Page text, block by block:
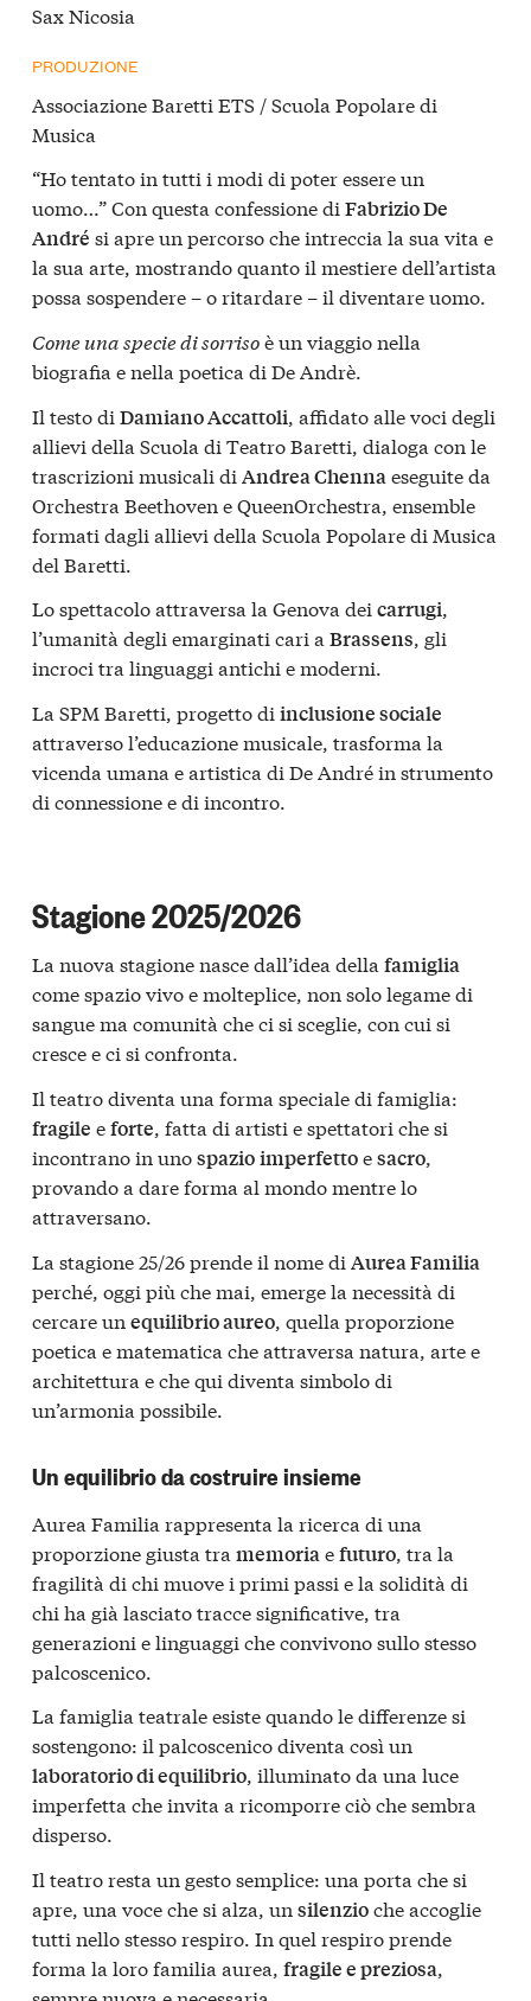
Sax Nicosia
PRODUZIONE
Associazione Baretti ETS / Scuola Popolare di
Musica
“Ho tentato in tutti i modi di poter essere un
uomo…” Con questa confessione di Fabrizio De
André si apre un percorso che intreccia la sua vita e
la sua arte, mostrando quanto il mestiere dell’artista
possa sospendere – o ritardare – il diventare uomo.
Come una specie di sorrisoè un viaggio nella
biografia e nella poetica di De Andrè.
Il testo di Damiano Accattoli , affidato alle voci degli
allievi della Scuola di Teatro Baretti, dialoga con le
trascrizioni musicali di Andrea Chenna eseguite da
Orchestra Beethoven e QueenOrchestra, ensemble
formati dagli allievi della Scuola Popolare di Musica
del Baretti.
Lo spettacolo attraversa la Genova dei carrugi,
l’umanità degli emarginati cari a Brassens, gli
incroci tra linguaggi antichi e moderni.
La SPM Baretti, progetto di inclusione sociale
attraverso l’educazione musicale, trasforma la
vicenda umana e artistica di De André in strumento
di connessione e di incontro.
Stagione 2025/2026
La nuova stagione nasce dall’idea della famiglia
come spazio vivo e molteplice, non solo legame di
sangue ma comunità che ci si sceglie, con cui si
cresce e ci si confronta.
Il teatro diventa una forma speciale di famiglia:
fragile eforte, fatta di artisti e spettatori che si
incontrano in unospazioimperfettoesacro,
provando a dare forma al mondo mentre lo
attraversano.
La stagione 25/26 prende il nome di Aurea Familia
perché, oggi più che mai, emerge la necessità di
cercare un equilibrio aureo, quella proporzione
poetica e matematica che attraversa natura, arte e
architettura e che qui diventa simbolo di
un’armonia possibile.
Un equilibrio da costruire insieme
Aurea Familia rappresenta la ricerca di una
proporzione giusta tra memoriaefuturo, tra la
fragilità di chi muove i primi passi e la solidità di
chi ha già lasciato tracce significative, tra
generazioni e linguaggi che convivono sullo stesso
palcoscenico.
La famiglia teatrale esiste quando le differenze si
sostengono: il palcoscenico diventa così un
laboratorio di equilibrio, illuminato da una luce
imperfetta che invita a ricomporre ciò che sembra
disperso.
Il teatro resta un gesto semplice: una porta che si
apre, una voce che si alza, un silenzioche accoglie
tutti nello stesso respiro. In quel respiro prende
forma la loro familia aurea, fragile e preziosa,